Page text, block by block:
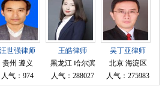
汪世强律师
贵州 遵义
人气：974
王皓律师
黑龙江 哈尔滨
人气：288027
吴丁亚律师
北京 海淀区
人气：275983